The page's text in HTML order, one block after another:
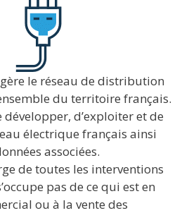
le réseau de distribution
du territoire français.
d’exploiter et de
électrique français ainsi
associées.
de toutes les interventions
pas de ce qui est en
ou à la vente des